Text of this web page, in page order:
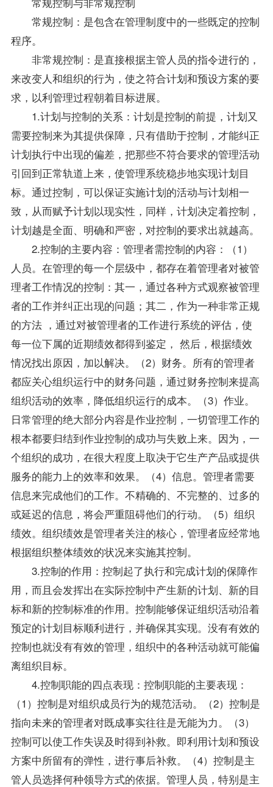
常规控制：是包含在管理制度中的一些既定的控制
程序。
非常规控制：是直接根据主管人员的指令进行的，
来改变人和组织的行为，使之符合计划和预设方案的要
求，以利管理过程朝着目标进展。
1.计划与控制的关系：计划是控制的前提，计划又
需要控制来为其提供保障，只有借助于控制，才能纠正
计划执行中出现的偏差，把那些不符合要求的管理活动
引回到正常轨道上来，使管理系统稳步地实现计划目
标。通过控制，可以保证实施计划的活动与计划相一
致，从而赋予计划以现实性，同样，计划决定着控制，
计划越是全面、明确和严密，对控制的要求出就越高。
2.控制的主要内容：管理者需控制的内容：（1）
人员。在管理的每一个层级中，都存在着管理者对被管
理者工作情况的控制：其一，通过各种方式观察被管理
者的工作并纠正出现的问题；其二，作为一种非常正规
的方法 ，通过对被管理者的工作进行系统的评估，使
每一位下属的近期绩效都得到鉴定， 然后，根据绩效
情况找出原因，加以解决。（2）财务。所有的管理者
都应关心组织运行中的财务问题，通过财务控制来提高
组织活动的效率，降低组织运行的成本。（3）作业。
日常管理的绝大部分内容是作业控制，一切管理工作的
根本都要归结到作业控制的成功与失败上来。因为，一
个组织的成功，在很大程度上取决于它生产产品或提供
服务的能力上的效率和效果。（4）信息。管理者需要
信息来完成他们的工作。不精确的、不完整的、过多的
或延迟的信息，将会严重阻碍他们的行动。（5）组织
绩效。组织绩效是管理者关注的核心，管理者应经常地
根据组织整体绩效的状况来实施其控制。
3.控制的作用：控制起了执行和完成计划的保障作
用，而且会发挥出在实际控制中产生新的计划、新的目
标和新的控制标准的作用。控制能够保证组织活动沿着
预定的计划目标顺利进行，并确保其实现。没有有效的
控制也就没有有效的管理，组织中的各种活动就可能偏
离组织目标。
4.控制职能的四点表现：控制职能的主要表现：
（1）控制是对组织成员行为的规范活动。（2）控制是
指向未来的管理者对既成事实往往是无能为力。（3）
控制可以使工作失误及时得到补救。即利用计划和预设
方案中所留有的弹性，进行事后补救。（4）控制是主
管人员选择何种领导方式的依据。管理人员，特别是主